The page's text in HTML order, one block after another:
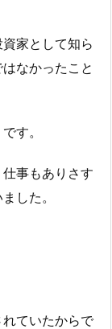
家として知ら
なかったこと
す。
事もありさす
した。
ていたからで